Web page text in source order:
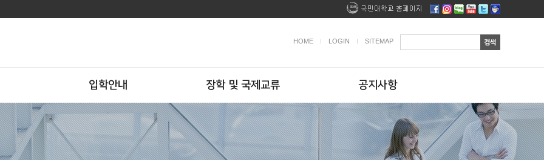
HOME LOGIN SITEMAP
입학안내 장학 및 국제교류 공지사항